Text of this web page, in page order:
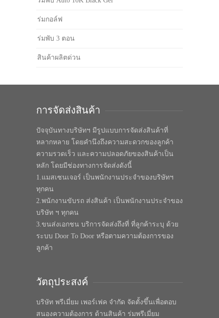
ร่มกอล์ฟ
ร่มพับ 3 ตอน
สินค้าผลิตด่วน
การจัดส่งสินค้า
ปัจจุบันทางบริษัทฯ มีรูปแบบการจัดส่งสินค้าที่
หลากหลาย โดยคำนึงถึงความสะดวกของลูกค้า
ความรวดเร็ว และความปลอดภัยของสินค้าเป็น
หลัก โดยมีช่องทางการจัดส่งดังนี้
1.แมสเซนเจอร์ เป็นพนักงานประจำของบริษัทฯ
ทุกคน
2.พนักงานขับรถ ส่งสินค้า เป็นพนักงานประจำของ
บริษัท ฯ ทุกคน
3.ขนส่งเอกชน บริการจัดส่งถึงที่ ที่ลูกค้าระบุ ด้วย
ระบบ Door To Door หรือตามความต้องการของ
ลูกค้า
วัตถุประสงค์
บริษัท พรีเมี่ยม เพอร์เฟค จำกัด จัดตั้งขึ้นเพื่อตอบ
สนองความต้องการ ด้านสินค้า ร่มพรีเมี่ยม